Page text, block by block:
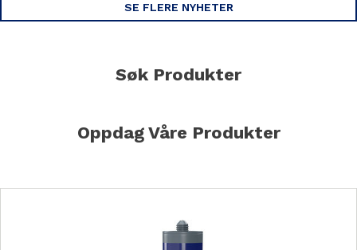
SE FLERE NYHETER
Søk Produkter
Oppdag Våre Produkter